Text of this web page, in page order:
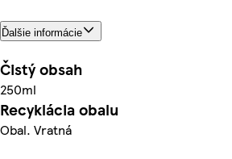
Ďalšie informácie
Čistý obsah
250ml
Recyklácia obalu
Obal. Vratná